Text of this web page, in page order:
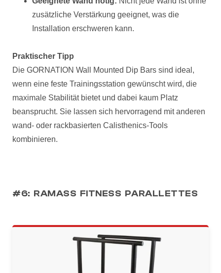
zusätzliche Verstärkung geeignet, was die
Installation erschweren kann.
Praktischer Tipp
Die GORNATION Wall Mounted Dip Bars sind ideal,
wenn eine feste Trainingsstation gewünscht wird, die
maximale Stabilität bietet und dabei kaum Platz
beansprucht. Sie lassen sich hervorragend mit anderen
wand- oder rackbasierten Calisthenics-Tools
kombinieren.
#6: RAMASS FITNESS PARALLETTES